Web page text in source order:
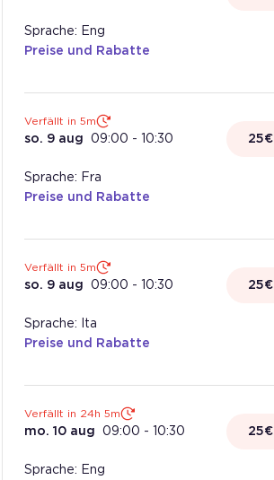
Sprache: Eng
Preise und Rabatte
Verfällt in 5m
so. 9 aug 09:00 - 10:30 25€
Sprache: Fra
Preise und Rabatte
Verfällt in 5m
so. 9 aug 09:00 - 10:30 25€
Sprache: Ita
Preise und Rabatte
Verfällt in 24h 5m
mo. 10 aug 09:00 - 10:30 25€
Sprache: Eng